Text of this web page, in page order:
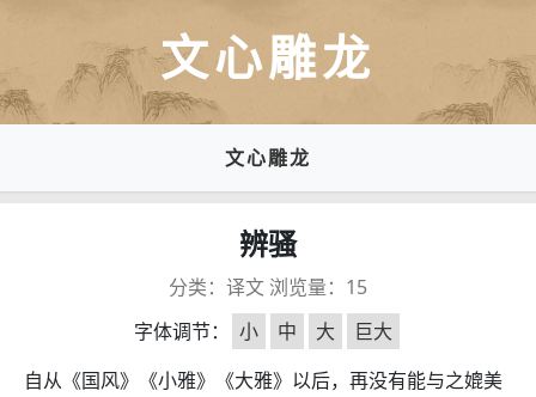
文心雕龙
文心雕龙
辨骚
分类： 译文 浏览量： 15
字体调节：
小 中 大
巨大
自从《国风》《小雅》《大雅》以后，再没有能与之媲美